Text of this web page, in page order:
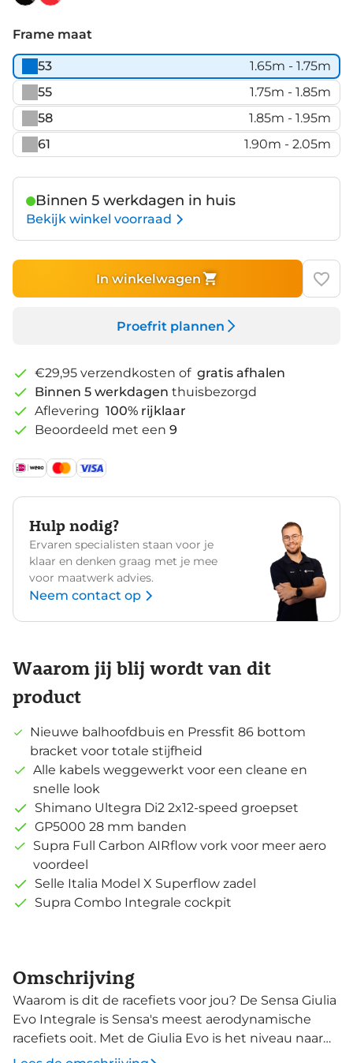
Brush
on-
Black
Frame maat
53
1.65m - 1.75m
55
1.75m - 1.85m
58
1.85m - 1.95m
61
1.90m - 2.05m
Binnen 5 werkdagen in huis
Bekijk winkel voorraad
In winkelwagen
Proefrit plannen
€29,95 verzendkosten of gratis afhalen
Binnen 5 werkdagen thuisbezorgd
Aflevering 100% rijklaar
Beoordeeld met een 9
Hulp nodig?
Ervaren specialisten staan voor je
klaar en denken graag met je mee
voor maatwerk advies.
Neem contact op
Waarom jij blij wordt van dit
product
Nieuwe balhoofdbuis en Pressfit 86 bottom
bracket voor totale stijfheid
Alle kabels weggewerkt voor een cleane en
snelle look
Shimano Ultegra Di2 2x12-speed groepset
GP5000 28 mm banden
Supra Full Carbon AIRflow vork voor meer aero
voordeel
Selle Italia Model X Superflow zadel
Supra Combo Integrale cockpit
Omschrijving
Waarom is dit de racefiets voor jou? De Sensa Giulia
Evo Integrale is Sensa's meest aerodynamische
racefiets ooit. Met de Giulia Evo is het niveau naar
een nog hoger level getild. Door de remkabels naar